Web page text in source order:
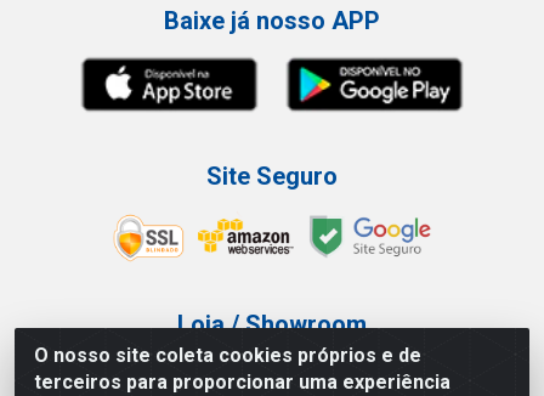
O nosso site coleta cookies próprios e de
terceiros para proporcionar uma experiência
Baixe já nosso APP
Site Seguro
Loja / Showroom
Tel.: (11) 3227-0546